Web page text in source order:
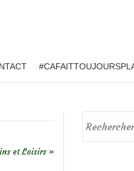
et Loisirs »